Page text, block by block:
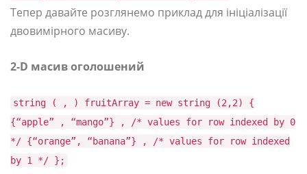
Тепер давайте розглянемо приклад для ініціалізації
двовимірного масиву.
2-D масив оголошений
string ( , ) fruitArray = new string (2,2) {
{“apple” , “mango”} , /* values for row indexed by 0
*/ {“orange”, “banana”} , /* values for row indexed
by 1 */ };